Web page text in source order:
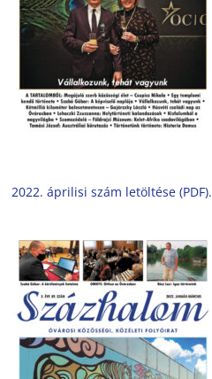
2022. áprilisi szám letöltése (PDF).